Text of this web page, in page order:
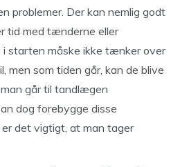
problemer. Der kan nemlig godt
tid med tænderne eller
i starten måske ikke tænker over
men som tiden går, kan de blive
går til tandlægen
dog forebygge disse
det vigtigt, at man tager